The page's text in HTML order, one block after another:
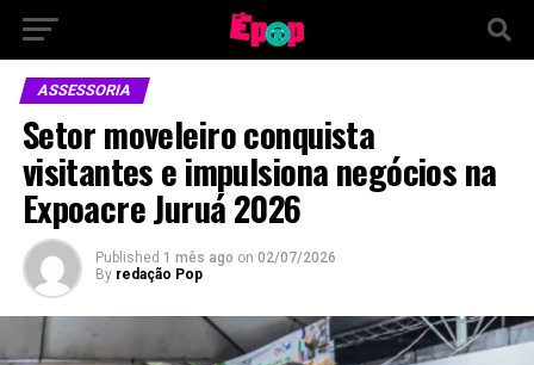
ASSESSORIA
Setor moveleiro conquista
visitantes e impulsiona negócios na
Expoacre Juruá 2026
Published 1 mês ago on 02/07/2026
By redação Pop